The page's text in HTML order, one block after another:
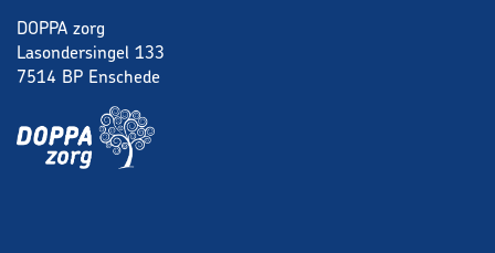
DOPPA zorg
Lasondersingel 133
7514 BP Enschede